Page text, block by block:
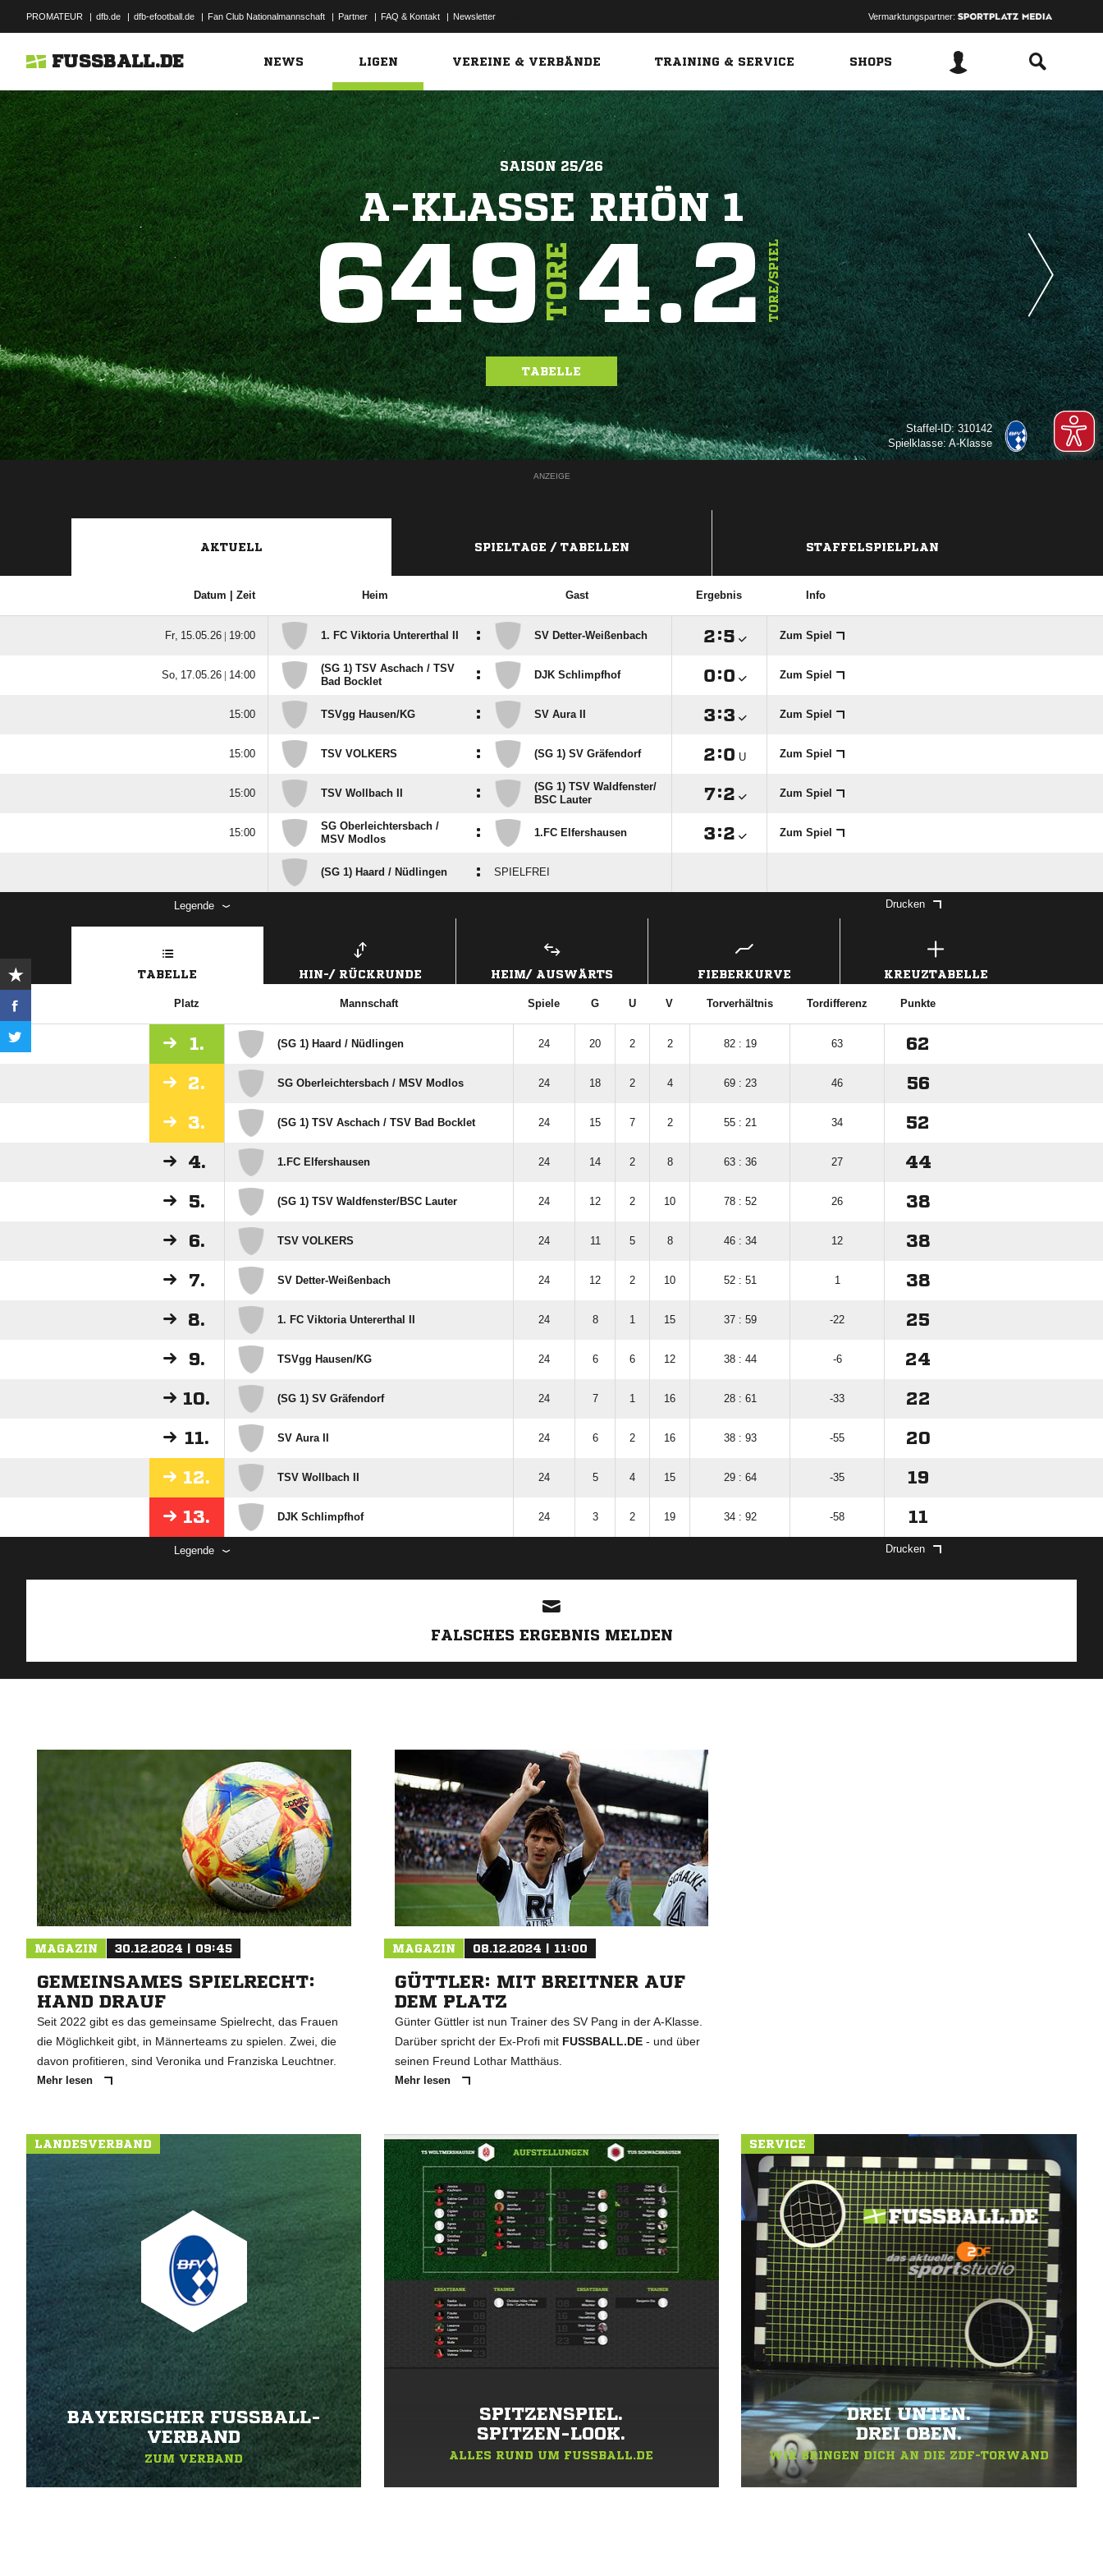
PROMATEUR | dfb.de | dfb-efootball.de | Fan Club Nationalmannschaft | Partner | FAQ & Kontakt | Newsletter Vermarktungspartner:
FUSSBALL.DE NEWS LIGEN VEREINE & VERBÄNDE TRAINING & SERVICE SHOPS
SAISON 25/26
A-KLASSE RHÖN 1
649TORE4.2TORE/SPIEL
TABELLE
Staffel-ID: 310142
Spielklasse: A-Klasse
ANZEIGE
AKTUELL SPIELTAGE / TABELLEN STAFFELSPIELPLAN
Datum | Zeit Heim Gast Ergebnis Info
  |  1. FC Viktoria Untererthal II : SV Detter-Weißenbach : Zum Spiel
  | 
(SG 1) TSV Aschach /​ TSV
Bad Bocklet
: DJK Schlimpfhof : Zum Spiel
 TSVgg Hausen/​KG : SV Aura II : Zum Spiel
 TSV VOLKERS : (SG 1) SV Gräfendorf : U Zum Spiel
 TSV Wollbach II :
(SG 1) TSV Waldfenster/​
BSC Lauter
: Zum Spiel

SG Oberleichtersbach /​
MSV Modlos
: 1.FC Elfershausen : Zum Spiel
(SG 1) Haard /​ Nüdlingen : SPIELFREI
Legende Drucken
TABELLE HIN-/ RÜCKRUNDE HEIM/ AUSWÄRTS FIEBERKURVE KREUZTABELLE
Platz Mannschaft Spiele G U V Torverhältnis Tordifferenz Punkte
1. (SG 1) Haard /​ Nüdlingen 24 20 2 2 82 : 19 63 62
2. SG Oberleichtersbach /​ MSV Modlos 24 18 2 4 69 : 23 46 56
3. (SG 1) TSV Aschach /​ TSV Bad Bocklet 24 15 7 2 55 : 21 34 52
4. 1.FC Elfershausen 24 14 2 8 63 : 36 27 44
5. (SG 1) TSV Waldfenster/​BSC Lauter 24 12 2 10 78 : 52 26 38
6. TSV VOLKERS 24 11 5 8 46 : 34 12 38
7. SV Detter-Weißenbach 24 12 2 10 52 : 51 1 38
8. 1. FC Viktoria Untererthal II 24 8 1 15 37 : 59 -22 25
9. TSVgg Hausen/​KG 24 6 6 12 38 : 44 -6 24
10. (SG 1) SV Gräfendorf 24 7 1 16 28 : 61 -33 22
11. SV Aura II 24 6 2 16 38 : 93 -55 20
12. TSV Wollbach II 24 5 4 15 29 : 64 -35 19
13. DJK Schlimpfhof 24 3 2 19 34 : 92 -58 11
Legende Drucken
FALSCHES ERGEBNIS MELDEN
MAGAZIN 30.12.2024 | 09:45
GEMEINSAMES SPIELRECHT:
HAND DRAUF
Seit 2022 gibt es das gemeinsame Spielrecht, das Frauen
die Möglichkeit gibt, in Männerteams zu spielen. Zwei, die
davon profitieren, sind Veronika und Franziska Leuchtner.
Mehr lesen
MAGAZIN 08.12.2024 | 11:00
GÜTTLER: MIT BREITNER AUF
DEM PLATZ
Günter Güttler ist nun Trainer des SV Pang in der A-Klasse.
Darüber spricht der Ex-Profi mit FUSSBALL.DE- und über
seinen Freund Lothar Matthäus.
Mehr lesen
LANDESVERBAND
BAYERISCHER FUSSBALL-V
ERBAND
ZUM VERBAND
SPITZENSPIEL.
SPITZEN-LOOK.
ALLES RUND UM FUSSBALL.DE
SERVICE
DREI UNTEN.
DREI OBEN.
WIR BRINGEN DICH AN DIE ZDF-TORWAND